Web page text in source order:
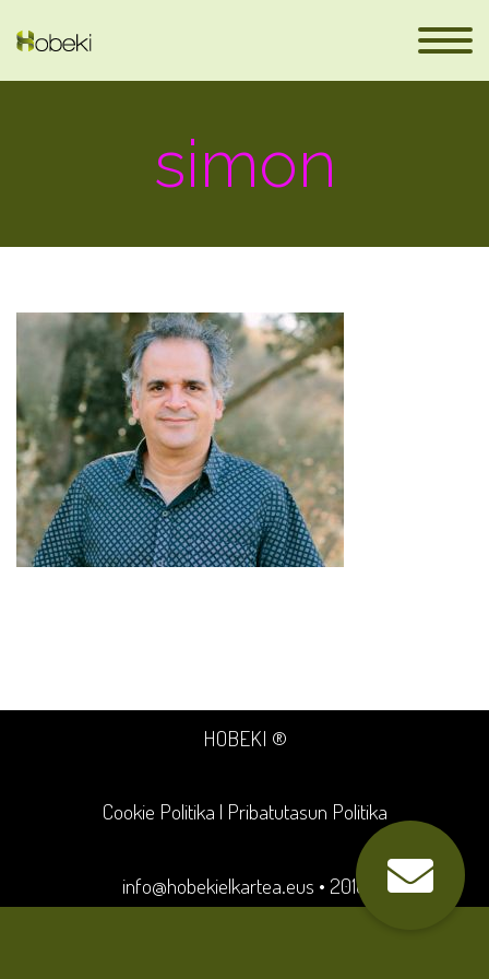
es
simon
HOBEKI ®
Cookie Politika | Pribatutasun Politika
info@hobekielkartea.eus • 2018